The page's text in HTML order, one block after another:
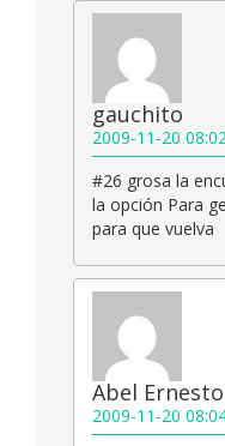
gauchito
2009-11-20
#26 grosa la
la opción Para
para que vuelva
Abel Ernesto
2009-11-20